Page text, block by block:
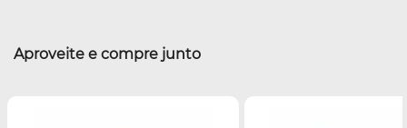
Aproveite e compre junto